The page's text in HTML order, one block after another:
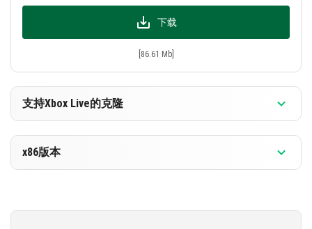
修复了披风的显示和选择
修复了Minecraft的声音
以及其他不太重要的错误
下载
[86.61 Mb]
支持Xbox Live的克隆
x86版本